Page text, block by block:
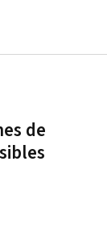
de